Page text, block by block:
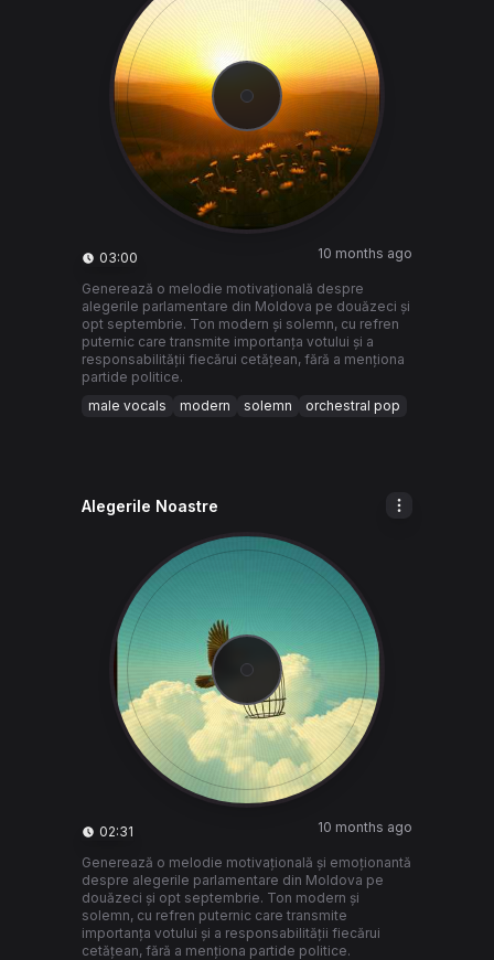
03:00 10 months ago
Generează o melodie motivațională despre
alegerile parlamentare din Moldova pe douăzeci și
opt septembrie. Ton modern și solemn, cu refren
puternic care transmite importanța votului și a
responsabilității fiecărui cetățean, fără a menționa
partide politice.
male vocals
modern solemn orchestral pop
Alegerile Noastre
02:31 10 months ago
Generează o melodie motivațională și emoționantă
despre alegerile parlamentare din Moldova pe
douăzeci și opt septembrie. Ton modern și
solemn, cu refren puternic care transmite
importanța votului și a responsabilității fiecărui
cetățean, fără a menționa partide politice.